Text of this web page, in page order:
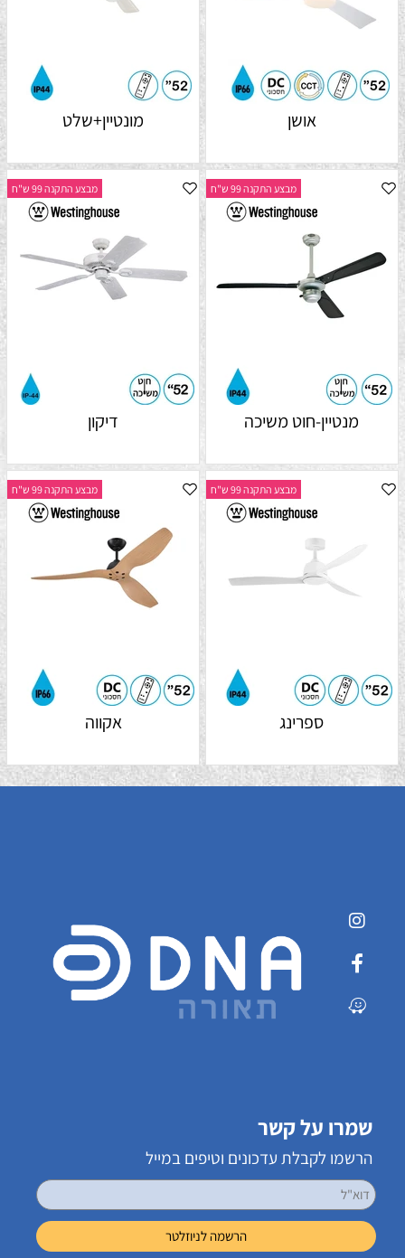
אושן מונטיין+שלט
מבצע התקנה 99 ש"ח
מנטיין-חוט משיכה
מבצע התקנה 99 ש"ח
דיקון
מבצע התקנה 99 ש"ח
ספרינג
מבצע התקנה 99 ש"ח
אקווה
שמרו על קשר
הרשמו לקבלת עדכונים וטיפים במייל